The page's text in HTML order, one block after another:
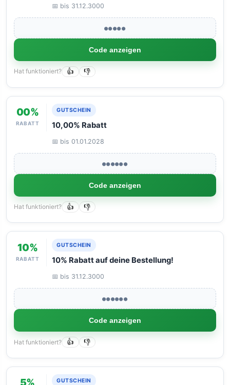
📅 bis 31.12.3000
●●●●●
Code anzeigen
Hat funktioniert? 👍 👎
00%
RABATT
GUTSCHEIN
10,00% Rabatt
📅 bis 01.01.2028
●●●●●●
Code anzeigen
Hat funktioniert? 👍 👎
10%
RABATT
GUTSCHEIN
10% Rabatt auf deine Bestellung!
📅 bis 31.12.3000
●●●●●●
Code anzeigen
Hat funktioniert? 👍 👎
GUTSCHEIN